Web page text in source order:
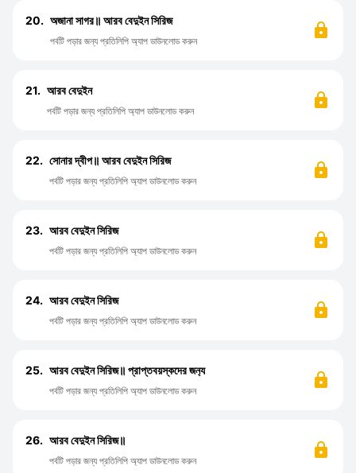
20. অজানা সাগর॥ আরব বেদুইন সিরিজ
পর্বটি পড়ার জন্য প্রতিলিপি অ্যাপ ডাউনলোড করুন
21. আরব বেদুইন
পর্বটি পড়ার জন্য প্রতিলিপি অ্যাপ ডাউনলোড করুন
22. সোনার দ্বীপ॥ আরব বেদুইন সিরিজ
পর্বটি পড়ার জন্য প্রতিলিপি অ্যাপ ডাউনলোড করুন
23. আরব বেদুইন সিরিজ
পর্বটি পড়ার জন্য প্রতিলিপি অ্যাপ ডাউনলোড করুন
24. আরব বেদুইন সিরিজ
পর্বটি পড়ার জন্য প্রতিলিপি অ্যাপ ডাউনলোড করুন
25. আরব বেদুইন সিরিজ॥ প্রাপ্তবয়স্কদের জন‍্য
পর্বটি পড়ার জন্য প্রতিলিপি অ্যাপ ডাউনলোড করুন
26. আরব বেদুইন সিরিজ॥
পর্বটি পড়ার জন্য প্রতিলিপি অ্যাপ ডাউনলোড করুন